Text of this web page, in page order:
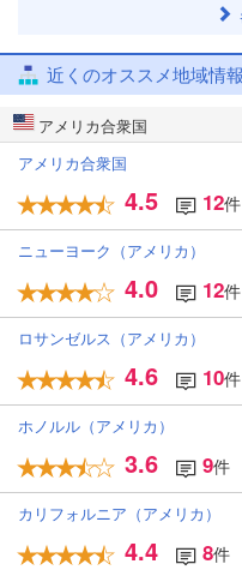
近くのオススメ地域情報
アメリカ合衆国
アメリカ合衆国
4.5 12件
ニューヨーク（アメリカ）
4.0 12件
ロサンゼルス（アメリカ）
4.6 10件
ホノルル（アメリカ）
3.6 9件
カリフォルニア（アメリカ）
4.4 8件